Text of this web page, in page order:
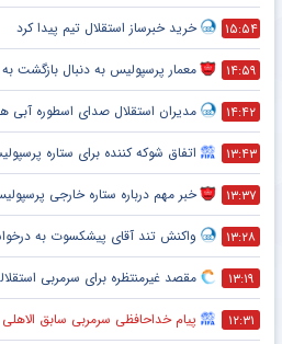
۱۵:۵۴ خرید خبرساز استقلال تیم پیدا کرد
۱۴:۵۹ معمار پرسپولیس به دنبال بازگشت به مستطیل
۱۴:۴۲ مدیران استقلال صدای اسطوره آبی
۱۳:۴۳ اتفاق شوکه کننده برای ستاره
۱۳:۳۷ خبر مهم درباره ستاره خارجی
۱۳:۲۸ واکنش تند آقای پیشکسوت به درخواست
۱۳:۱۹ مقصد غیرمنتظره برای سرمربی
۱۲:۳۱ پیام خداحافظی سرمربی سابق الاهلی